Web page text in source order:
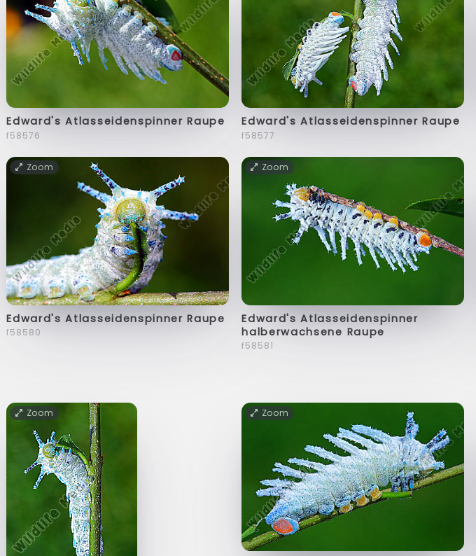
Edward's Atlasseidenspinner Raupe
f58576
Edward's Atlasseidenspinner Raupe
f58577
Zoom
Edward's Atlasseidenspinner Raupe
f58580
Zoom
Edward's Atlasseidenspinner
halberwachsene Raupe
f58581
Zoom Zoom